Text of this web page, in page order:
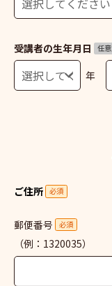
受講者の生年月日 任意
年
ご住所 必須
郵便番号 必須
（例：1320035）